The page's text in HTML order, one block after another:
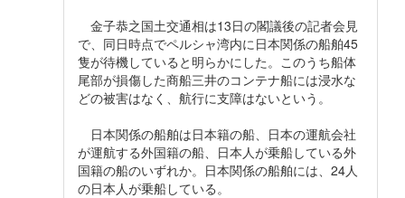
金子恭之国土交通相は13日の閣議後の記者会見
で、同日時点でペルシャ湾内に日本関係の船舶45
隻が待機していると明らかにした。このうち船体
尾部が損傷した商船三井のコンテナ船には浸水な
どの被害はなく、航行に支障はないという。
日本関係の船舶は日本籍の船、日本の運航会社
が運航する外国籍の船、日本人が乗船している外
国籍の船のいずれか。日本関係の船舶には、24人
の日本人が乗船している。